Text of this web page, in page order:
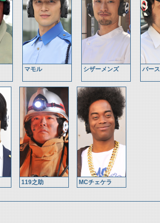
マモル シザーメンズ バース
119之助 MCチェケラ